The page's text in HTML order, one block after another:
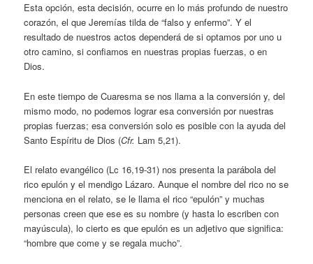
Esta opción, esta decisión, ocurre en lo más profundo de nuestro
corazón, el que Jeremías tilda de “falso y enfermo”. Y el
resultado de nuestros actos dependerá de si optamos por uno u
otro camino, si confiamos en nuestras propias fuerzas, o en
Dios.
En este tiempo de Cuaresma se nos llama a la conversión y, del
mismo modo, no podemos lograr esa conversión por nuestras
propias fuerzas; esa conversión solo es posible con la ayuda del
Santo Espíritu de Dios (Cfr. Lam 5,21).
El relato evangélico (Lc 16,19-31) nos presenta la parábola del
rico epulón y el mendigo Lázaro. Aunque el nombre del rico no se
menciona en el relato, se le llama el rico “epulón” y muchas
personas creen que ese es su nombre (y hasta lo escriben con
mayúscula), lo cierto es que epulón es un adjetivo que significa:
“hombre que come y se regala mucho”.